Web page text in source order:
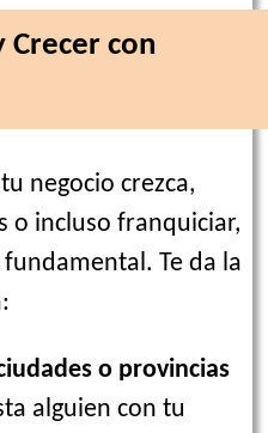
Crecer con
negocio crezca,
o incluso franquiciar,
Te da la
o provincias
alguien con tu